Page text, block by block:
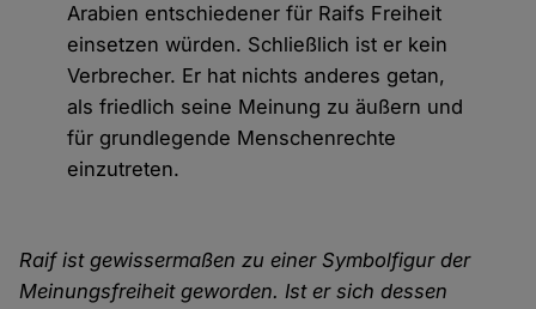
Arabien entschiedener für Raifs Freiheit
einsetzen würden. Schließlich ist er kein
Verbrecher. Er hat nichts anderes getan,
als friedlich seine Meinung zu äußern und
für grundlegende Menschenrechte
einzutreten.
Raif ist gewissermaßen zu einer Symbolfigur der
Meinungsfreiheit geworden. Ist er sich dessen